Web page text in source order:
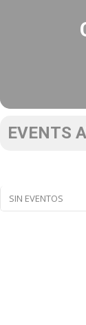
EVENTS
SIN EVENTOS